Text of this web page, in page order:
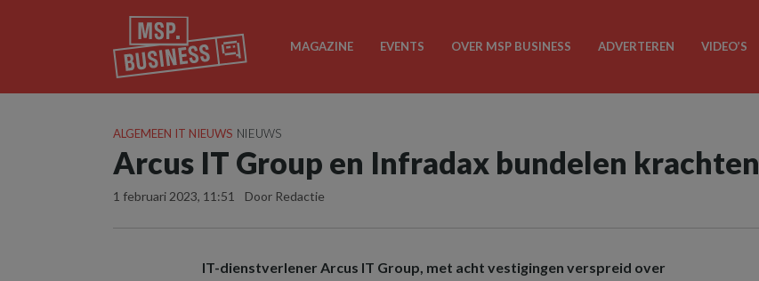
MAGAZINE EVENTS OVER MSP BUSINESS ADVERTEREN VIDEO’S
ALGEMEEN IT NIEUWS NIEUWS
Arcus IT Group en Infradax bundelen krachten
1 februari 2023, 11:51 Door Redactie
IT-dienstverlener Arcus IT Group, met acht vestigingen verspreid over